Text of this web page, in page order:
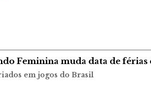
Feminina muda data de férias
em jogos do Brasil